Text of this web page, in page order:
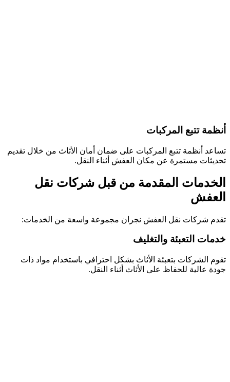
أنظمة تتبع المركبات
تساعد أنظمة تتبع المركبات على ضمان أمان الأثاث من خلال تقديم
تحديثات مستمرة عن مكان العفش أثناء النقل.
الخدمات المقدمة من قبل شركات نقل
العفش
تقدم شركات نقل العفش نجران مجموعة واسعة من الخدمات:
خدمات التعبئة والتغليف
تقوم الشركات بتعبئة الأثاث بشكل احترافي باستخدام مواد ذات
جودة عالية للحفاظ على الأثاث أثناء النقل.